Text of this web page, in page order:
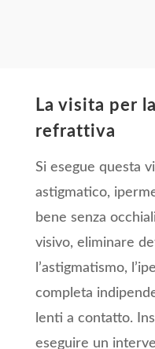
La visita per
refrattiva
Si esegue questa
astigmatico,
bene senza
visivo, eliminare
l’astigmatismo,
completa
lenti a contatto.
eseguire un